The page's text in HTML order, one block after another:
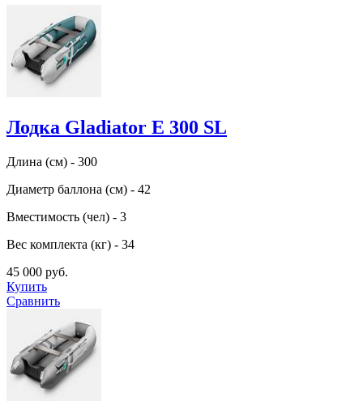
Лодка Gladiator E 300 SL
Длина (см) - 300
Диаметр баллона (см) - 42
Вместимость (чел) - 3
Вес комплекта (кг) - 34
45 000 руб.
Купить
Сравнить